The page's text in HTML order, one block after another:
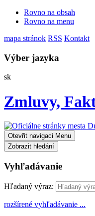
Rovno na obsah
Rovno na menu
mapa stránok RSS Kontakt
Výber jazyka
skSlovensky
Zmluvy,
Otevřit navigaci Menu
Zobrazit hledání
Vyhľadávanie
Hľadaný výraz:
rozšírené vyhľadávanie ...